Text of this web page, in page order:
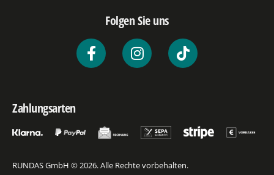
Folgen Sie uns
Zahlungsarten
RUNDAS GmbH © 2026. Alle Rechte vorbehalten.